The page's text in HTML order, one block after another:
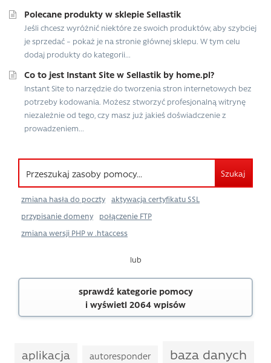
Polecane produkty w sklepie Sellastik
Jeśli chcesz wyróżnić niektóre ze swoich produktów, aby szybciej
je sprzedać – pokaż je na stronie głównej sklepu. W tym celu
dodaj produkty do kategorii...
Co to jest Instant Site w Sellastik by home.pl?
Instant Site to narzędzie do tworzenia stron internetowych bez
potrzeby kodowania. Możesz stworzyć profesjonalną witrynę
niezależnie od tego, czy masz już jakieś doświadczenie z
prowadzeniem...
Szukaj
zmiana hasła do poczty
aktywacja certyfikatu SSL
przypisanie domeny
połączenie FTP
zmiana wersji PHP w .htaccess
lub
sprawdź kategorie pomocy
i wyświetl 2064 wpisów
aplikacja autoresponder baza danych